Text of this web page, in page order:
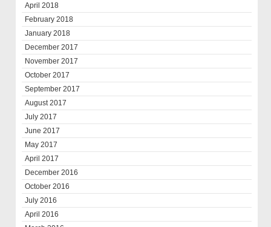
April 2018
February 2018
January 2018
December 2017
November 2017
October 2017
September 2017
August 2017
July 2017
June 2017
May 2017
April 2017
December 2016
October 2016
July 2016
April 2016